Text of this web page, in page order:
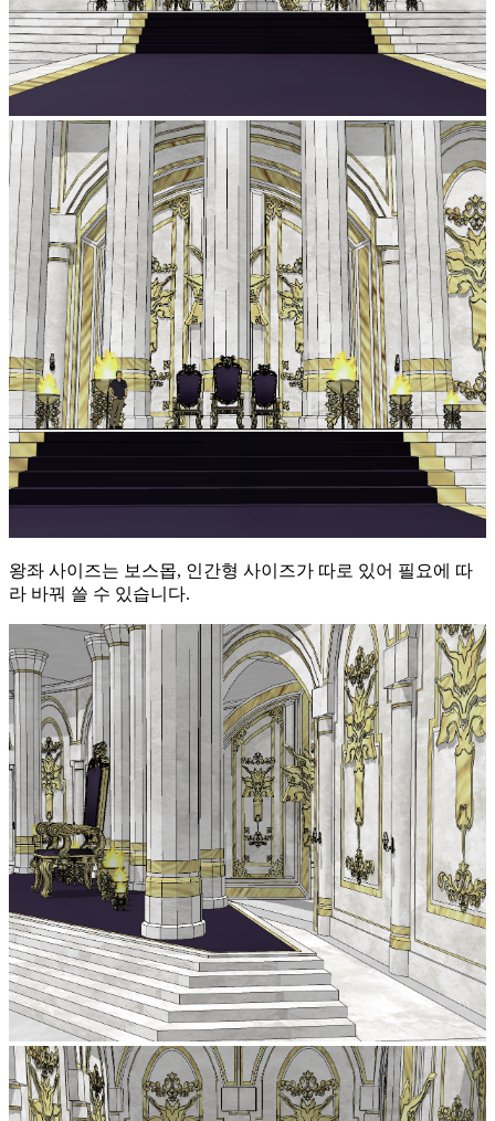
왕좌 사이즈는 보스몹, 인간형 사이즈가 따로 있어 필요에 따
라 바꿔 쓸 수 있습니다.